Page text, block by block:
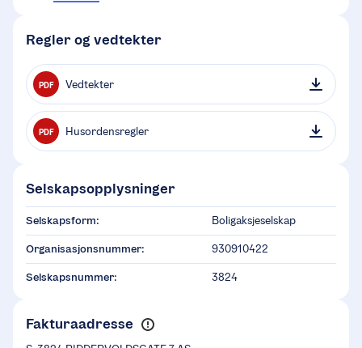
Regler og vedtekter
PDF Vedtekter
PDF Husordensregler
Selskapsopplysninger
Selskapsform: Boligaksjeselskap
Organisasjonsnummer: 930910422
Selskapsnummer: 3824
Fakturaadresse